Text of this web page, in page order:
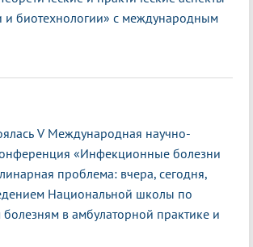
и биотехнологии» с международным
V Международная научно-
«Инфекционные болезни
проблема: вчера, сегодня,
Национальной школы по
в амбулаторной практике и